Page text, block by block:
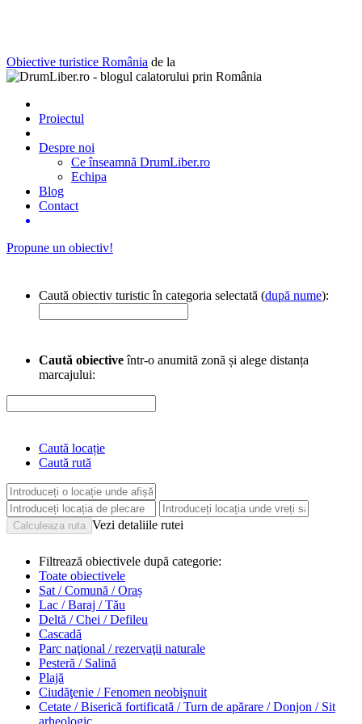
Obiective turistice România de la
Proiectul
Despre noi
Ce înseamnă DrumLiber.ro
Echipa
Blog
Contact
Propune un obiectiv!
Caută obiectiv turistic în categoria selectată (după nume):
Caută obiectiveîntr-o anumită zonă și alege distanța
marcajului:
Caută locație
Caută rută
Vezi detaliile rutei
Filtrează obiectivele după categorie:
Toate obiectivele
Sat / Comună / Oraș
Lac / Baraj / Tău
Deltă / Chei / Defileu
Cascadă
Parc naţional / rezervaţii naturale
Pesteră / Salină
Plajă
Ciudăţenie / Fenomen neobişnuit
Cetate / Biserică fortificată / Turn de apărare / Donjon / Sit
arheologic